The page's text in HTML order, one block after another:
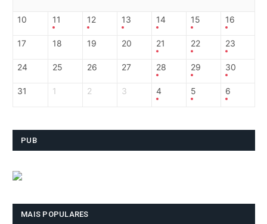
10 11 12 13 14 15 16
17 18 19 20 21 22 23
24 25 26 27 28 29 30
31 1 2 3 4 5 6
PUB
MAIS POPULARES